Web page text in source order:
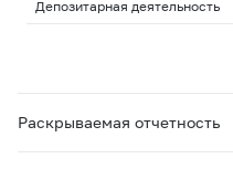
Депозитарная деятельность
Раскрываемая отчетность